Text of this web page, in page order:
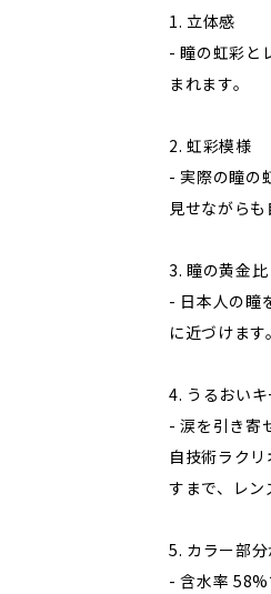
1. 立体感
- 瞳の虹彩と
まれます。
2. 虹彩模様
- 実際の瞳の
見せながらも
3. 瞳の黄金比
- 日本人の瞳
に近づけます。
4. うるおいキ
- 涙を引き寄
自技術ラク
すまで、レン
5. カラー部
- 含水率